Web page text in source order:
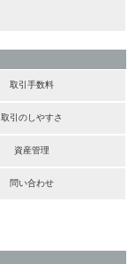
取引手数料
取引のしやすさ
資産管理
問い合わせ